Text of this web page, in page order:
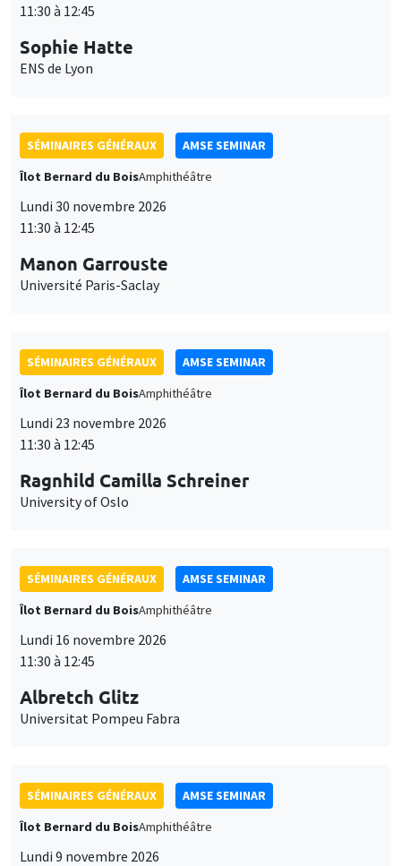
11:30 à 12:45
Sophie Hatte
ENS de Lyon
SÉMINAIRES GÉNÉRAUX
AMSE SEMINAR
Îlot Bernard du BoisAmphithéâtre
Lundi 30 novembre 2026
11:30 à 12:45
Manon Garrouste
Université Paris-Saclay
SÉMINAIRES GÉNÉRAUX
AMSE SEMINAR
Îlot Bernard du BoisAmphithéâtre
Lundi 23 novembre 2026
11:30 à 12:45
Ragnhild Camilla Schreiner
University of Oslo
SÉMINAIRES GÉNÉRAUX
AMSE SEMINAR
Îlot Bernard du BoisAmphithéâtre
Lundi 16 novembre 2026
11:30 à 12:45
Albretch Glitz
Universitat Pompeu Fabra
SÉMINAIRES GÉNÉRAUX
AMSE SEMINAR
Îlot Bernard du BoisAmphithéâtre
Lundi 9 novembre 2026